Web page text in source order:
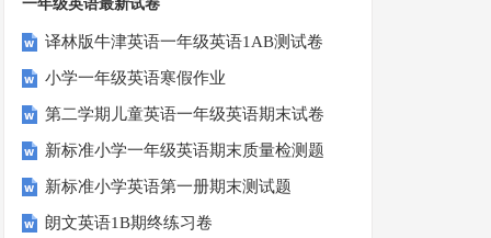
一年级英语最新试卷
译林版牛津英语一年级英语1AB测试卷
小学一年级英语寒假作业
第二学期儿童英语一年级英语期末试卷
新标准小学一年级英语期末质量检测题
新标准小学英语第一册期末测试题
朗文英语1B期终练习卷